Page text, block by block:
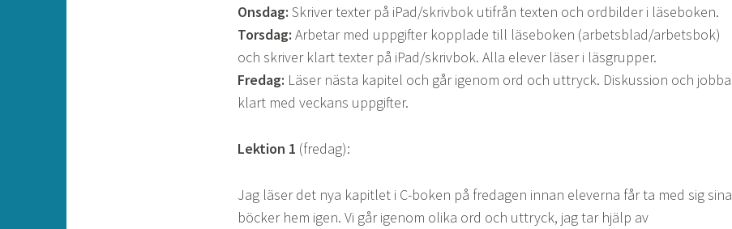
Onsdag: Skriver texter på iPad/skrivbok utifrån texten och ordbilder i läseboken.
Torsdag: Arbetar med uppgifter kopplade till läseboken (arbetsblad/arbetsbok)
och skriver klart texter på iPad/skrivbok. Alla elever läser i läsgrupper.
Fredag: Läser nästa kapitel och går igenom ord och uttryck. Diskussion och jobba
klart med veckans uppgifter.
Lektion 1 (fredag):
Jag läser det nya kapitlet i C-boken på fredagen innan eleverna får ta med sig sina
böcker hem igen. Vi går igenom olika ord och uttryck, jag tar hjälp av